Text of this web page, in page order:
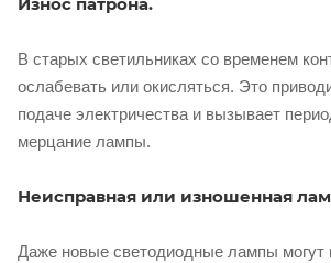
В старых светильниках со временем
ослабевать или окисляться. Это
подаче электричества и вызывает
мерцание лампы.
Неисправная или изношенная
Даже новые светодиодные лампы могут